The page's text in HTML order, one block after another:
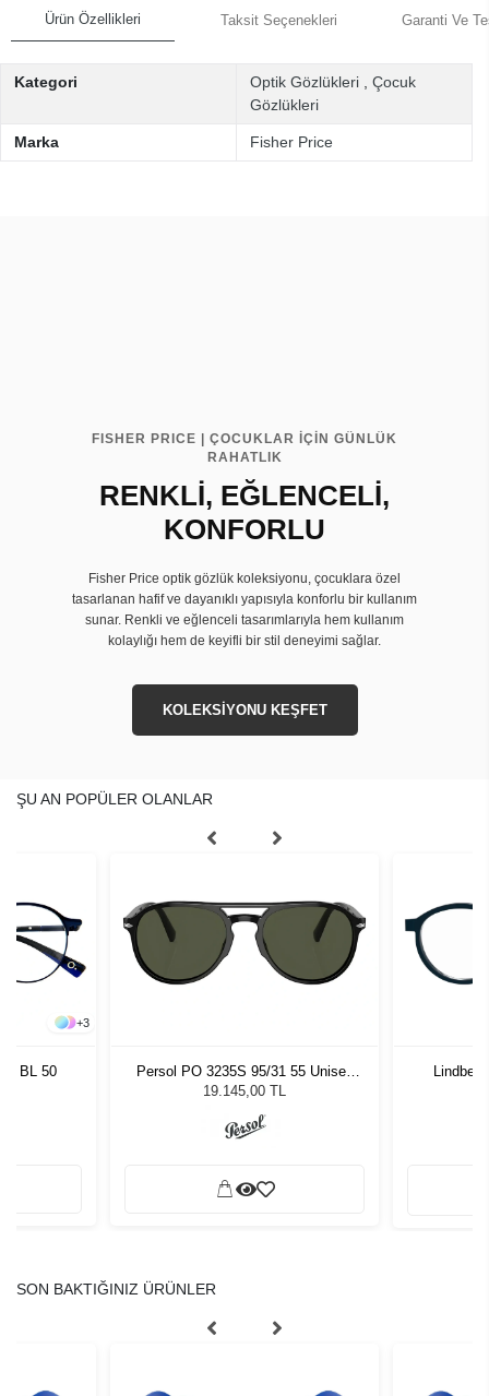
Ürün Özellikleri Taksit Seçenekleri Garanti Ve
Kategori Optik Gözlükleri
Çocuk
Gözlükleri
Marka Fisher Price
FISHER PRICE | ÇOCUKLAR İÇİN GÜNLÜK
RAHATLIK
RENKLİ, EĞLENCELİ,
KONFORLU
Fisher Price optik gözlük koleksiyonu, çocuklara özel
tasarlanan hafif ve dayanıklı yapısıyla konforlu bir kullanım
sunar. Renkli ve eğlenceli tasarımlarıyla hem kullanım
kolaylığı hem de keyifli bir stil deneyimi sağlar.
KOLEKSİYONU KEŞFET
ŞU AN POPÜLER OLANLAR
+3
BL 50
Persol PO 3235S 95/31 55 Unisex
Güneş Gözlüğü
19.145,00 TL
SON BAKTIĞINIZ ÜRÜNLER